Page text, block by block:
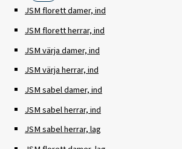
JSM florett damer, ind
JSM florett herrar, ind
JSM värja damer, ind
JSM värja herrar, ind
JSM sabel damer, ind
JSM sabel herrar, ind
JSM sabel herrar, lag